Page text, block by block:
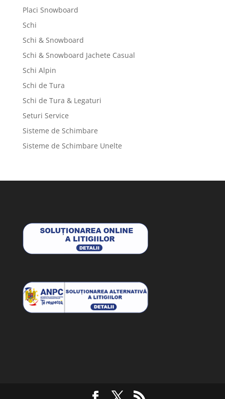
Placi Snowboard
Schi
Schi & Snowboard
Schi & Snowboard Jachete Casual
Schi Alpin
Schi de Tura
Schi de Tura & Legaturi
Seturi Service
Sisteme de Schimbare
Sisteme de Schimbare Unelte